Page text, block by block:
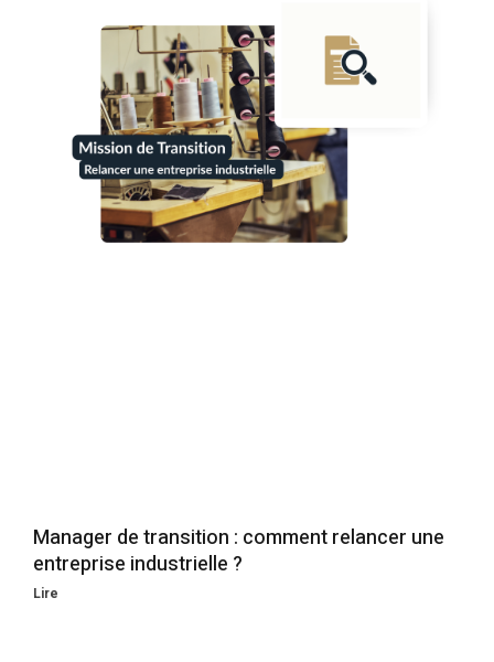
Manager de transition : comment relancer une
entreprise industrielle ?
Lire